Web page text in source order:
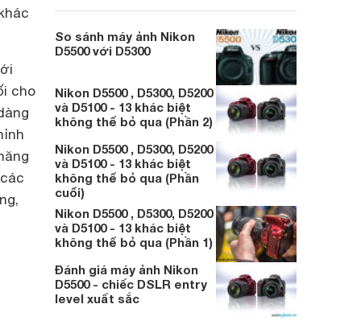
cho
sánh các thông số kỹ thuật của chúng
So sánh máy ảnh Nikon
D5500 với D5300
Nikon D5500 , D5300, D5200
và D5100 - 13 khác biệt
không thể bỏ qua (Phần 2)
Nikon D5500 , D5300, D5200
và D5100 - 13 khác biệt
không thể bỏ qua (Phần
cuối)
Nikon D5500 , D5300, D5200
và D5100 - 13 khác biệt
không thể bỏ qua (Phần 1)
Đánh giá máy ảnh Nikon
D5500 - chiếc DSLR entry
level xuất sắc